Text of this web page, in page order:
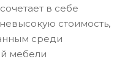
в себе
стоимость,
среди
мебели